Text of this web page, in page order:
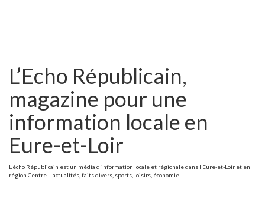
L’Echo Républicain,
magazine pour une
information locale en
Eure-et-Loir
L’écho Républicain est un média d’information locale et régionale dans l’Eure-et-Loir et en
région Centre – actualités, faits divers, sports, loisirs, économie.